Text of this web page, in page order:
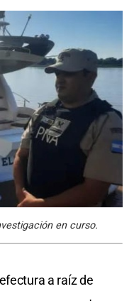
en curso.
a raíz de